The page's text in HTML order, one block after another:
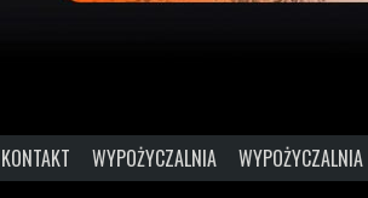
KONTAKT WYPOŻYCZALNIA